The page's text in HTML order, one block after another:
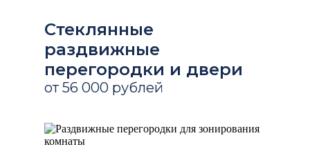
Стеклянные
раздвижные
перегородки и двери
от 56 000 рублей